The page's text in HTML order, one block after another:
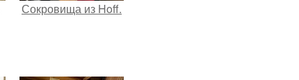
Сокровища из Hoff.